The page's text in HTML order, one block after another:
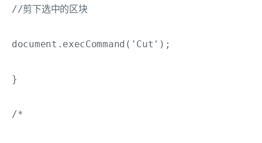
//剪下选中的区块
document.execCommand('Cut');
}
/*